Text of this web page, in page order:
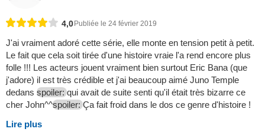
4,0 Publiée le 24 février 2019
J'ai vraiment adoré cette série, elle monte en tension petit à petit.
Le fait que cela soit tirée d'une histoire vraie l'a rend encore plus
folle !!! Les acteurs jouent vraiment bien surtout Eric Bana (que
j'adore) il est très crédible et j'ai beaucoup aimé Juno Temple
dedans spoiler:qui avait de suite senti qu'il était très bizarre ce
cher John^^spoiler:Ça fait froid dans le dos ce genre d'histoire !
Lire plus